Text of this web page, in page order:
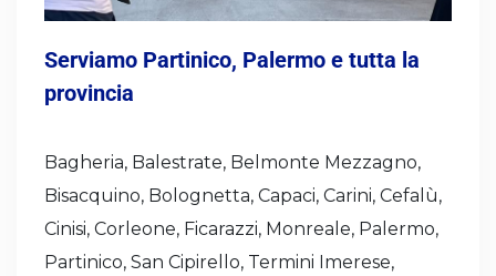
Serviamo Partinico, Palermo e tutta la
provincia
Bagheria, Balestrate, Belmonte Mezzagno,
Bisacquino, Bolognetta, Capaci, Carini, Cefalù,
Cinisi, Corleone, Ficarazzi, Monreale, Palermo,
Partinico, San Cipirello, Termini Imerese,